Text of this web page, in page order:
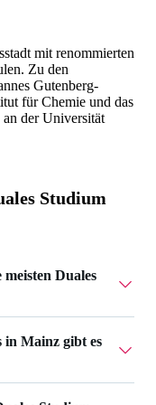
mit renommierten
Zu den
Gutenberg-
für Chemie und das
der Universität
Studium
Duales
in Mainz gibt es